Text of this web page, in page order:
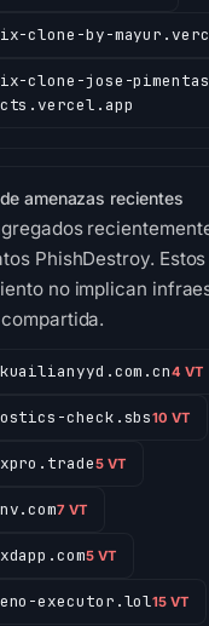
clone-by-
clone-jose-
amenazas recientes
PhishDestroy.
no implican
4 VT
check.sbs10 VT
5 VT
7 VT
5 VT
executor.lol15 VT